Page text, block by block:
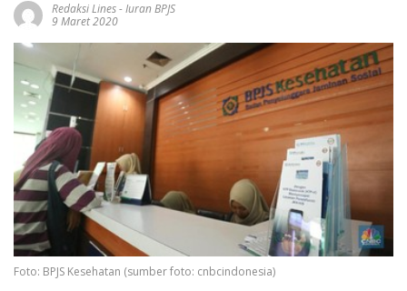
Redaksi Lines-Iuran BPJS
9 Maret 2020
Foto: BPJS Kesehatan (sumber foto: cnbcindonesia)